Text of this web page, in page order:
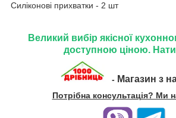
Силіконові прихватки - 2 шт
Великий вибір якісної
доступною ціною.
- Магазин з
Потрібна консультація? Ми